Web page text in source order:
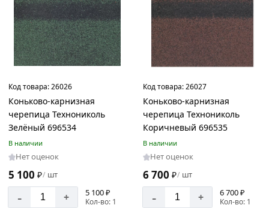
Код товара:26026
Коньково-карнизная
черепица Технониколь
Зелёный 696534
В наличии
Нет оценок
5 100 ₽/ шт
- + 5 100 ₽
Кол-во: 1
Код товара:26027
Коньково-карнизная
черепица Технониколь
Коричневый 696535
В наличии
Нет оценок
6 700 ₽/ шт
- + 6 700 ₽
Кол-во: 1